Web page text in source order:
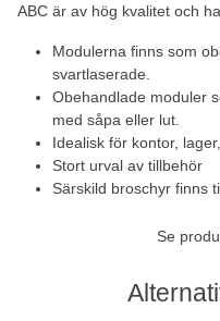
ABC är av hög kvalitet och
Modulerna finns som
svartlaserade.
Obehandlade moduler
med såpa eller lut.
Idealisk för kontor,
Stort urval av tillbehör
Särskild broschyr finns
Se